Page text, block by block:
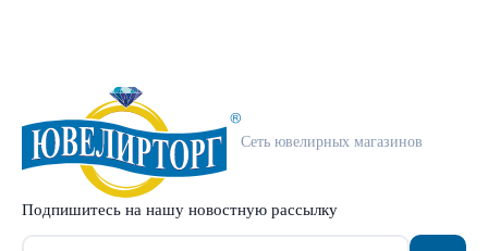
Сеть ювелирных магазинов
Подпишитесь на нашу новостную рассылку